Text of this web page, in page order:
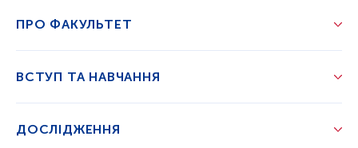
ПРО ФАКУЛЬТЕТ
ВСТУП ТА НАВЧАННЯ
ДОСЛІДЖЕННЯ